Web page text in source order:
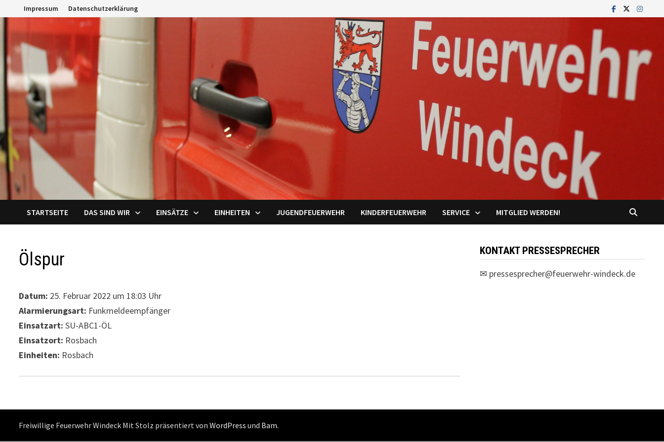
Inhalt
springen
Impressum Datenschutzerklärung
STARTSEITE DAS SIND WIR EINSÄTZE EINHEITEN JUGENDFEUERWEHR KINDERFEUERWEHR SERVICE MITGLIED WERDEN!
Ölspur
Datum: 25. Februar 2022 um 18:03 Uhr
Alarmierungsart: Funkmeldeempfänger
Einsatzart: SU-ABC1-ÖL
Einsatzort: Rosbach
Einheiten: Rosbach
KONTAKT PRESSESPRECHER
✉ pressesprecher@feuerwehr-windeck.de
Freiwillige Feuerwehr Windeck Mit Stolz präsentiert vonWordPress und Bam.